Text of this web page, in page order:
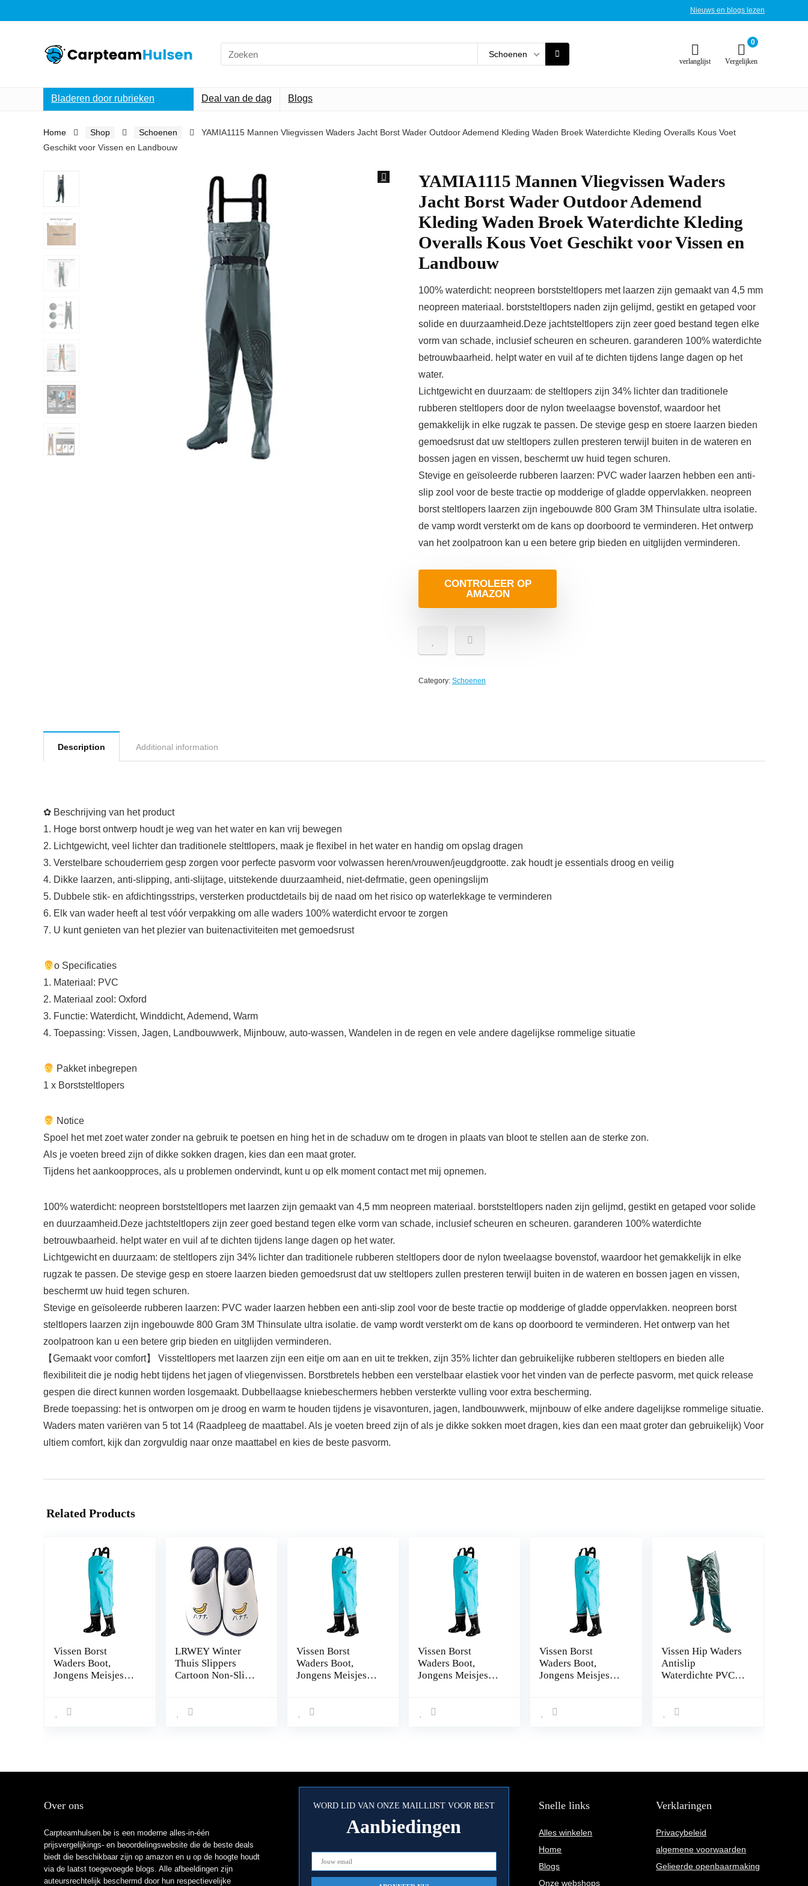
Nieuws en blogs lezen
Search
for:
Schoenen
verlanglijst
0
Vergelijken
Bladeren door rubrieken Deal van de dag Blogs
Home Shop Schoenen
YAMIA1115 Mannen Vliegvissen Waders Jacht Borst Wader Outdoor Ademend Kleding Waden Broek Waterdichte Kleding Overalls Kous Voet
Geschikt voor Vissen en Landbouw
YAMIA1115 Mannen Vliegvissen Waders
Jacht Borst Wader Outdoor Ademend
Kleding Waden Broek Waterdichte Kleding
Overalls Kous Voet Geschikt voor Vissen en
Landbouw
100% waterdicht: neopreen borststeltlopers met laarzen zijn gemaakt van 4,5 mm
neopreen materiaal. borststeltlopers naden zijn gelijmd, gestikt en getaped voor
solide en duurzaamheid.Deze jachtsteltlopers zijn zeer goed bestand tegen elke
vorm van schade, inclusief scheuren en scheuren. garanderen 100% waterdichte
betrouwbaarheid. helpt water en vuil af te dichten tijdens lange dagen op het
water.
Lichtgewicht en duurzaam: de steltlopers zijn 34% lichter dan traditionele
rubberen steltlopers door de nylon tweelaagse bovenstof, waardoor het
gemakkelijk in elke rugzak te passen. De stevige gesp en stoere laarzen bieden
gemoedsrust dat uw steltlopers zullen presteren terwijl buiten in de wateren en
bossen jagen en vissen, beschermt uw huid tegen schuren.
Stevige en geïsoleerde rubberen laarzen: PVC wader laarzen hebben een anti-
slip zool voor de beste tractie op modderige of gladde oppervlakken. neopreen
borst steltlopers laarzen zijn ingebouwde 800 Gram 3M Thinsulate ultra isolatie.
de vamp wordt versterkt om de kans op doorboord te verminderen. Het ontwerp
van het zoolpatroon kan u een betere grip bieden en uitglijden verminderen.
CONTROLEER OP
AMAZON
Category: Schoenen
Description Additional information
✿‍ Beschrijving van het product
1. Hoge borst ontwerp houdt je weg van het water en kan vrij bewegen
2. Lichtgewicht, veel lichter dan traditionele stelttlopers, maak je flexibel in het water en handig om opslag dragen
3. Verstelbare schouderriem gesp zorgen voor perfecte pasvorm voor volwassen heren/vrouwen/jeugdgrootte. zak houdt je essentials droog en veilig
4. Dikke laarzen, anti-slipping, anti-slijtage, uitstekende duurzaamheid, niet-defrmatie, geen openingslijm
5. Dubbele stik- en afdichtingsstrips, versterken productdetails bij de naad om het risico op waterlekkage te verminderen
6. Elk van wader heeft al test vóór verpakking om alle waders 100% waterdicht ervoor te zorgen
7. U kunt genieten van het plezier van buitenactiviteiten met gemoedsrust
‍ο Specificaties
1. Materiaal: PVC
2. Materiaal zool: Oxford
3. Functie: Waterdicht, Winddicht, Ademend, Warm
4. Toepassing: Vissen, Jagen, Landbouwwerk, Mijnbouw, auto-wassen, Wandelen in de regen en vele andere dagelijkse rommelige situatie
‍ Pakket inbegrepen
1 x Borststeltlopers
‍ Notice
Spoel het met zoet water zonder na gebruik te poetsen en hing het in de schaduw om te drogen in plaats van bloot te stellen aan de sterke zon.
Als je voeten breed zijn of dikke sokken dragen, kies dan een maat groter.
Tijdens het aankoopproces, als u problemen ondervindt, kunt u op elk moment contact met mij opnemen.
100% waterdicht: neopreen borststeltlopers met laarzen zijn gemaakt van 4,5 mm neopreen materiaal. borststeltlopers naden zijn gelijmd, gestikt en getaped voor solide
en duurzaamheid.Deze jachtsteltlopers zijn zeer goed bestand tegen elke vorm van schade, inclusief scheuren en scheuren. garanderen 100% waterdichte
betrouwbaarheid. helpt water en vuil af te dichten tijdens lange dagen op het water.
Lichtgewicht en duurzaam: de steltlopers zijn 34% lichter dan traditionele rubberen steltlopers door de nylon tweelaagse bovenstof, waardoor het gemakkelijk in elke
rugzak te passen. De stevige gesp en stoere laarzen bieden gemoedsrust dat uw steltlopers zullen presteren terwijl buiten in de wateren en bossen jagen en vissen,
beschermt uw huid tegen schuren.
Stevige en geïsoleerde rubberen laarzen: PVC wader laarzen hebben een anti-slip zool voor de beste tractie op modderige of gladde oppervlakken. neopreen borst
steltlopers laarzen zijn ingebouwde 800 Gram 3M Thinsulate ultra isolatie. de vamp wordt versterkt om de kans op doorboord te verminderen. Het ontwerp van het
zoolpatroon kan u een betere grip bieden en uitglijden verminderen.
【Gemaakt voor comfort】 Vissteltlopers met laarzen zijn een eitje om aan en uit te trekken, zijn 35% lichter dan gebruikelijke rubberen steltlopers en bieden alle
flexibiliteit die je nodig hebt tijdens het jagen of vliegenvissen. Borstbretels hebben een verstelbaar elastiek voor het vinden van de perfecte pasvorm, met quick release
gespen die direct kunnen worden losgemaakt. Dubbellaagse kniebeschermers hebben versterkte vulling voor extra bescherming.
Brede toepassing: het is ontworpen om je droog en warm te houden tijdens je visavonturen, jagen, landbouwwerk, mijnbouw of elke andere dagelijkse rommelige situatie.
Waders maten variëren van 5 tot 14 (Raadpleeg de maattabel. Als je voeten breed zijn of als je dikke sokken moet dragen, kies dan een maat groter dan gebruikelijk) Voor
ultiem comfort, kijk dan zorgvuldig naar onze maattabel en kies de beste pasvorm.
Related Products
Vissen Borst
Waders Boot,
Jongens Meisjes
Jagen (Color : E,
LRWEY Winter
Thuis Slippers
Cartoon Non-Slip
Vloerschoenen
Outdoor Anti-slip
Vissen Borst
Waders Boot,
Jongens Meisjes
Jagen (Color : E,
Vissen Borst
Waders Boot,
Jongens Meisjes
Jagen (Color : E,
Vissen Borst
Waders Boot,
Jongens Meisjes
Jagen (Color : E,
Vissen Hip Waders
Antislip
Waterdichte PVC
Ademend Hip
Over ons
Carpteamhulsen.be is een moderne alles-in-één
prijsvergelijkings- en beoordelingswebsite die de beste deals
biedt die beschikbaar zijn op amazon en u op de hoogte houdt
via de laatst toegevoegde blogs. Alle afbeeldingen zijn
auteursrechtelijk beschermd door hun respectievelijke
WORD LID VAN ONZE MAILLIJST VOOR BEST
Aanbiedingen
Snelle links
Alles winkelen
Home
Blogs
Onze webshops
Verklaringen
Privacybeleid
algemene voorwaarden
Gelieerde openbaarmaking